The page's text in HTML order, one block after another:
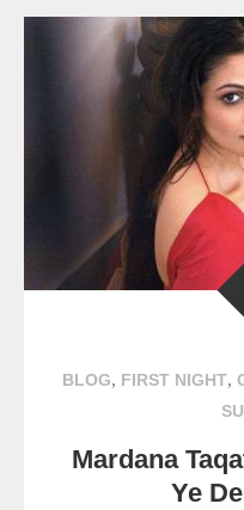
BLOG, FIRST NIGHT,
Mardana
Ye